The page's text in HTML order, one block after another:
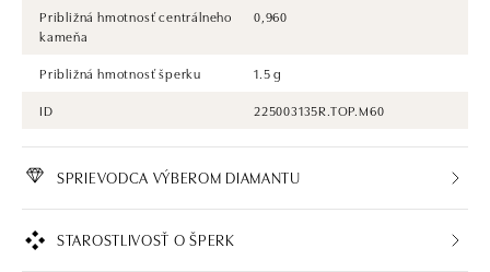
Približná hmotnosť centrálneho
kameňa
0,960
Približná hmotnosť šperku
1.5 g
ID
225003135R.TOP.M60
SPRIEVODCA VÝBEROM DIAMANTU
STAROSTLIVOSŤ O ŠPERK